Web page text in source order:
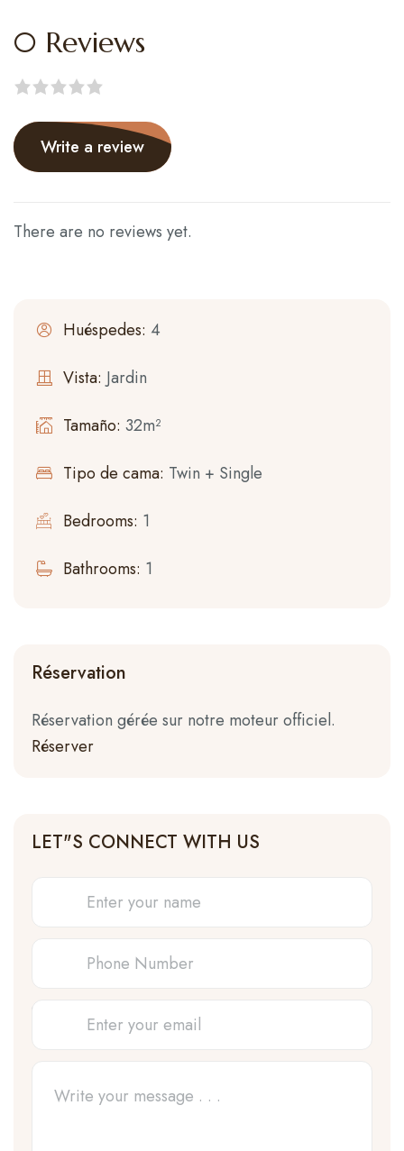
0 Reviews
out
of
Write a review
There are no reviews yet.
Huéspedes: 4
Vista: Jardin
Tamaño: 32m²
Tipo de cama: Twin + Single
Bedrooms: 1
Bathrooms: 1
Réservation
Réservation gérée sur notre moteur officiel.
Réserver
LET"S CONNECT WITH US